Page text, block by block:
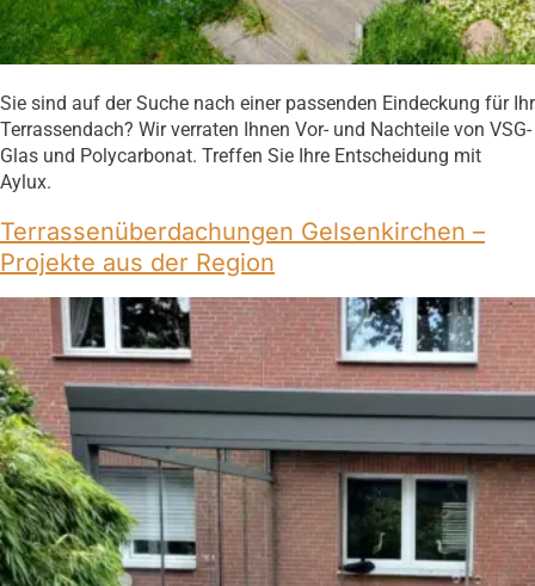
Sie sind auf der Suche nach einer passenden Eindeckung für Ihr
Terrassendach? Wir verraten Ihnen Vor- und Nachteile von VSG-
Glas und Polycarbonat. Treffen Sie Ihre Entscheidung mit
Aylux.
Terrassenüberdachungen Gelsenkirchen –
Projekte aus der Region